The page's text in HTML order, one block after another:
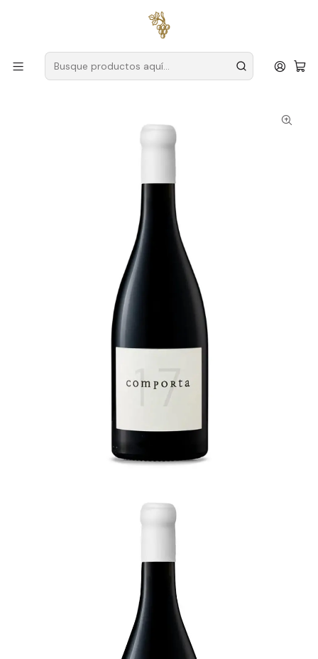
para pedidos superiores a
Productores Setúbal
Finca Comporta
Herdade da Comporta Comporta Setúbal Red Wine 75cl